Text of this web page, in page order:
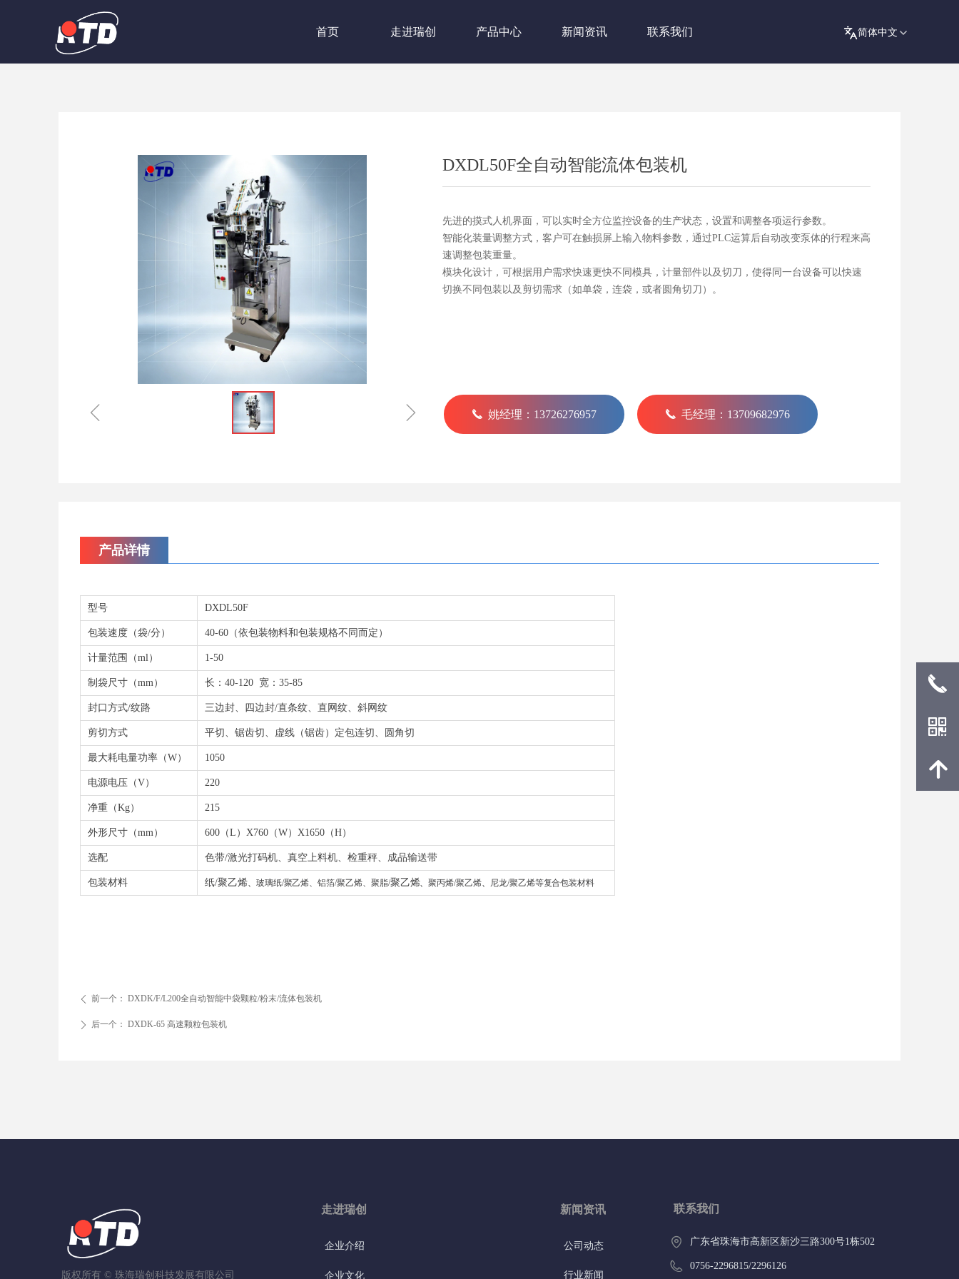
首页 走进瑞创 产品中心 新闻资讯 联系我们
ꁆ ꁇ
DXDL50F全自动智能流体包装机
先进的摸式人机界面，可以实时全方位监控设备的生产状态，设置和调整各项运行参数。
智能化装量调整方式，客户可在触损屏上输入物料参数，通过PLC运算后自动改变泵体的行程来高
速调整包装重量。
模块化设计，可根据用户需求快速更快不同模具，计量部件以及切刀，使得同一台设备可以快速
切换不同包装以及剪切需求（如单袋，连袋，或者圆角切刀）。
끅 姚经理：13726276957 끅 毛经理：13709682976
产品详情
型号 DXDL50F
包装速度（袋/分） 40-60（依包装物料和包装规格不同而定）
计量范围（ml） 1-50
制袋尺寸（mm） 长：40-120 宽：35-85
封口方式/纹路 三边封、四边封/直条纹、直网纹、斜网纹
剪切方式 平切、锯齿切、虚线（锯齿）定包连切、圆角切
最大耗电量功率（W） 1050
电源电压（V） 220
净重（Kg） 215
外形尺寸（mm） 600（L）X760（W）X1650（H）
选配 色带/激光打码机、真空上料机、检重秤、成品输送带
包装材料 纸/聚乙烯、 玻璃纸/聚乙烯、铝箔/聚乙烯、 聚脂/聚乙烯、聚丙烯/聚乙烯、 尼龙/聚乙烯等复合包装材料
ꄴ 前一个： DXDK/F/L200全自动智能中袋颗粒/粉末/流体包装机
ꄲ 后一个： DXDK-65 高速颗粒包装机
版权所有 © 珠海瑞创科技发展有限公司
走进瑞创
企业介绍
企业文化
公司动态
行业新闻
新闻资讯 联系我们
广东省珠海市高新区新沙三路300号1栋502
0756-2296815/2296126
끅
낃
녕